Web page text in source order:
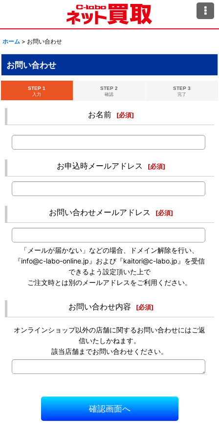
ホーム > お問い合わせ
お問い合わせ
STEP 1
入力
STEP 2
確認
STEP 3
完了
お名前 [必須]
お申込時メールアドレス [必須]
お問い合わせメールアドレス [必須]
「メールが届かない」などの場合、ドメイン解除を行い、
『info@c-labo-online.jp』および『kaitori@c-labo.jp』を受信
できるよう設定頂いた上で
ご注文時とは別のメールアドレスをご利用ください。
お問い合わせ内容 [必須]
オンラインショップ以外の店舗に関するお問い合わせにはご返
信いたしかねます。
該当店舗までお問い合わせください。
確認画面へ